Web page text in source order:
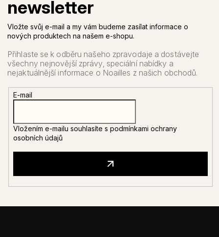
Vložte svůj e-mail a my vám budeme zasílat informace o
nových produktech na našem e-shopu.
E-mail
Vložením e-mailu souhlasíte s podmínkami ochrany
osobních údajů